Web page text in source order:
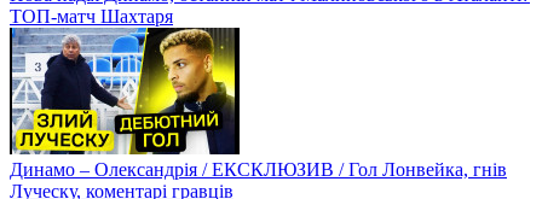
ТОП-матч Шахтаря
Динамо – Олександрія / ЕКСКЛЮЗИВ / Гол Лонвейка, гнів
Луческу, коментарі гравців